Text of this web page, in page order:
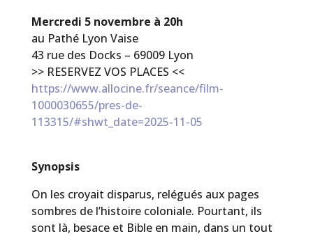
Mercredi 5 novembre à 20h
au Pathé Lyon Vaise
43 rue des Docks – 69009 Lyon
>> RESERVEZ VOS PLACES <<
https://www.allocine.fr/seance/film-
1000030655/pres-de-
113315/#shwt_date=2025-11-05
Synopsis
On les croyait disparus, relégués aux pages
sombres de l’histoire coloniale. Pourtant, ils
sont là, besace et Bible en main, dans un tout